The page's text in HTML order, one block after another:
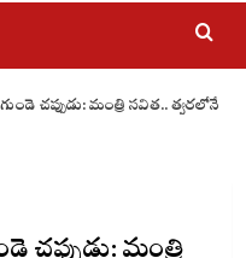
చప్పుడు: మంత్రి సవిత.. త్వరలోనే